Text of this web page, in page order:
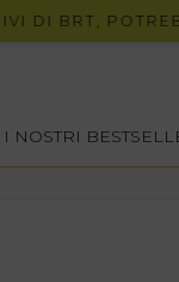
DI BRT,
I NOSTRI